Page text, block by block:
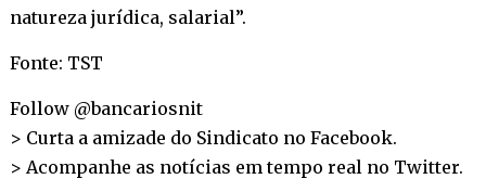
natureza jurídica, salarial”.
Fonte: TST
Follow @bancariosnit
> Curta a amizade do Sindicato no Facebook.
> Acompanhe as notícias em tempo real no Twitter.